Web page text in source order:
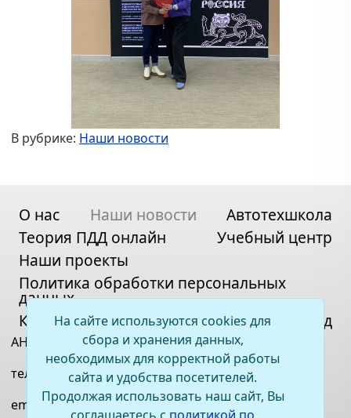
В рубрике: Наши новости
О нас Наши новости
Автотехшкола
Теория ПДД онлайн
Учебный центр
Наши проекты
Политика обработки персональных
данных
Контакты
Карта сайта Вход
АНО ДПО «ВСОЦ»
телефон:+7(395)2 67-11-33
email:irkauto@bk.ru
На сайте используются cookies для
сбора и хранения данных,
необходимых для корректной работы
сайта и удобства посетителей.
Продолжая использовать наш сайт, Вы